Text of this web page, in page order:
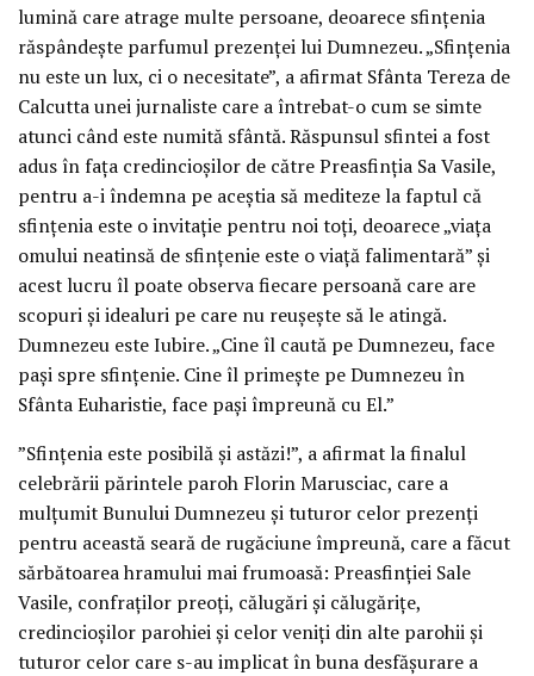
lumină care atrage multe persoane, deoarece sfințenia
răspândește parfumul prezenței lui Dumnezeu. „Sfințenia
nu este un lux, ci o necesitate”, a afirmat Sfânta Tereza de
Calcutta unei jurnaliste care a întrebat-o cum se simte
atunci când este numită sfântă. Răspunsul sfintei a fost
adus în fața credincioșilor de către Preasfinția Sa Vasile,
pentru a-i îndemna pe aceștia să mediteze la faptul că
sfințenia este o invitație pentru noi toți, deoarece „viața
omului neatinsă de sfințenie este o viață falimentară” și
acest lucru îl poate observa fiecare persoană care are
scopuri și idealuri pe care nu reușește să le atingă.
Dumnezeu este Iubire. „Cine îl caută pe Dumnezeu, face
pași spre sfințenie. Cine îl primește pe Dumnezeu în
Sfânta Euharistie, face pași împreună cu El.”
”Sfințenia este posibilă și astăzi!”, a afirmat la finalul
celebrării părintele paroh Florin Marusciac, care a
mulțumit Bunului Dumnezeu și tuturor celor prezenți
pentru această seară de rugăciune împreună, care a făcut
sărbătoarea hramului mai frumoasă: Preasfinției Sale
Vasile, confraților preoți, călugări și călugărițe,
credincioșilor parohiei și celor veniți din alte parohii și
tuturor celor care s-au implicat în buna desfășurare a